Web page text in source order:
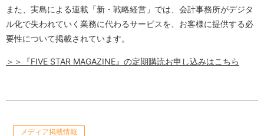
また、実島による連載「新・戦略経営」では、会計事務所がデジタ
ル化で失われていく業務に代わるサービスを、お客様に提供する必
要性について掲載されています。
＞＞『FIVE STAR MAGAZINE』の定期購読お申し込みはこちら
メディア掲載情報